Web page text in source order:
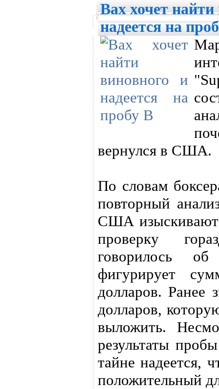
Вах хочет
надеется на
вернулся в США.
По словам
повторный
США изыскивают
проверку
говорилось
фигурирует
долларов. Ранее
долларов,
выложить.
результаты
тайне надеется,
положительный